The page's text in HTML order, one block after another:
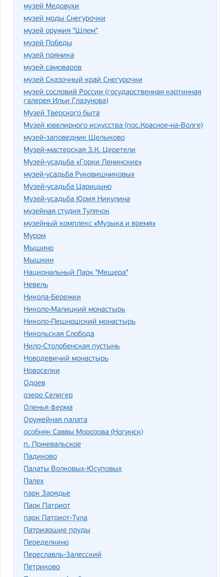
музей Медовухи
музей моды Снегурочки
музей оружия "Шлем"
музей Победы
музей пряника
музей самоваров
музей Сказочный край Снегурочки
музей сословий России (государственная картинная
галерея Ильи Глазунова)
Музей Тверского быта
Музей ювелирного искусства (пос.Красное-на-Волге)
музей-заповедник Щелыково
Музей-мастерская З.К. Церетели
Музей-усадьба «Горки Ленинские»
музей-усадьба Руковишниковых
Музей-усадьба Царицыно
Музей-усадьба Юрия Никулина
музейная студия Тулячок
музейный комплекс «Музыка и время»
Муром
Мышино
Мышкин
Национальный Парк "Мещера"
Невель
Никола-Бережки
Николо-Малицкий монастырь
Николо-Пешношский монастырь
Никольская Слобода
Нило-Столобенская пустынь
Новодевичий монастырь
Новоселки
Одоев
озеро Селигер
Оленья ферма
Оружейная палата
особняк Саввы Морозова (Ногинск)
п. Пржевальское
Падиково
Палаты Волковых-Юсуповых
Палех
парк Зарядье
Парк Патриот
парк Патриот-Тула
Патриаршие пруды
Переделкино
Переславль-Залесский
Петриково